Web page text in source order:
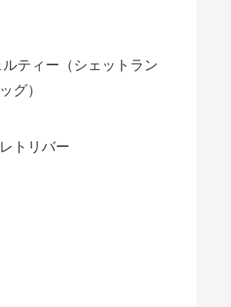
ティー（シェットラン
グ）
トリバー